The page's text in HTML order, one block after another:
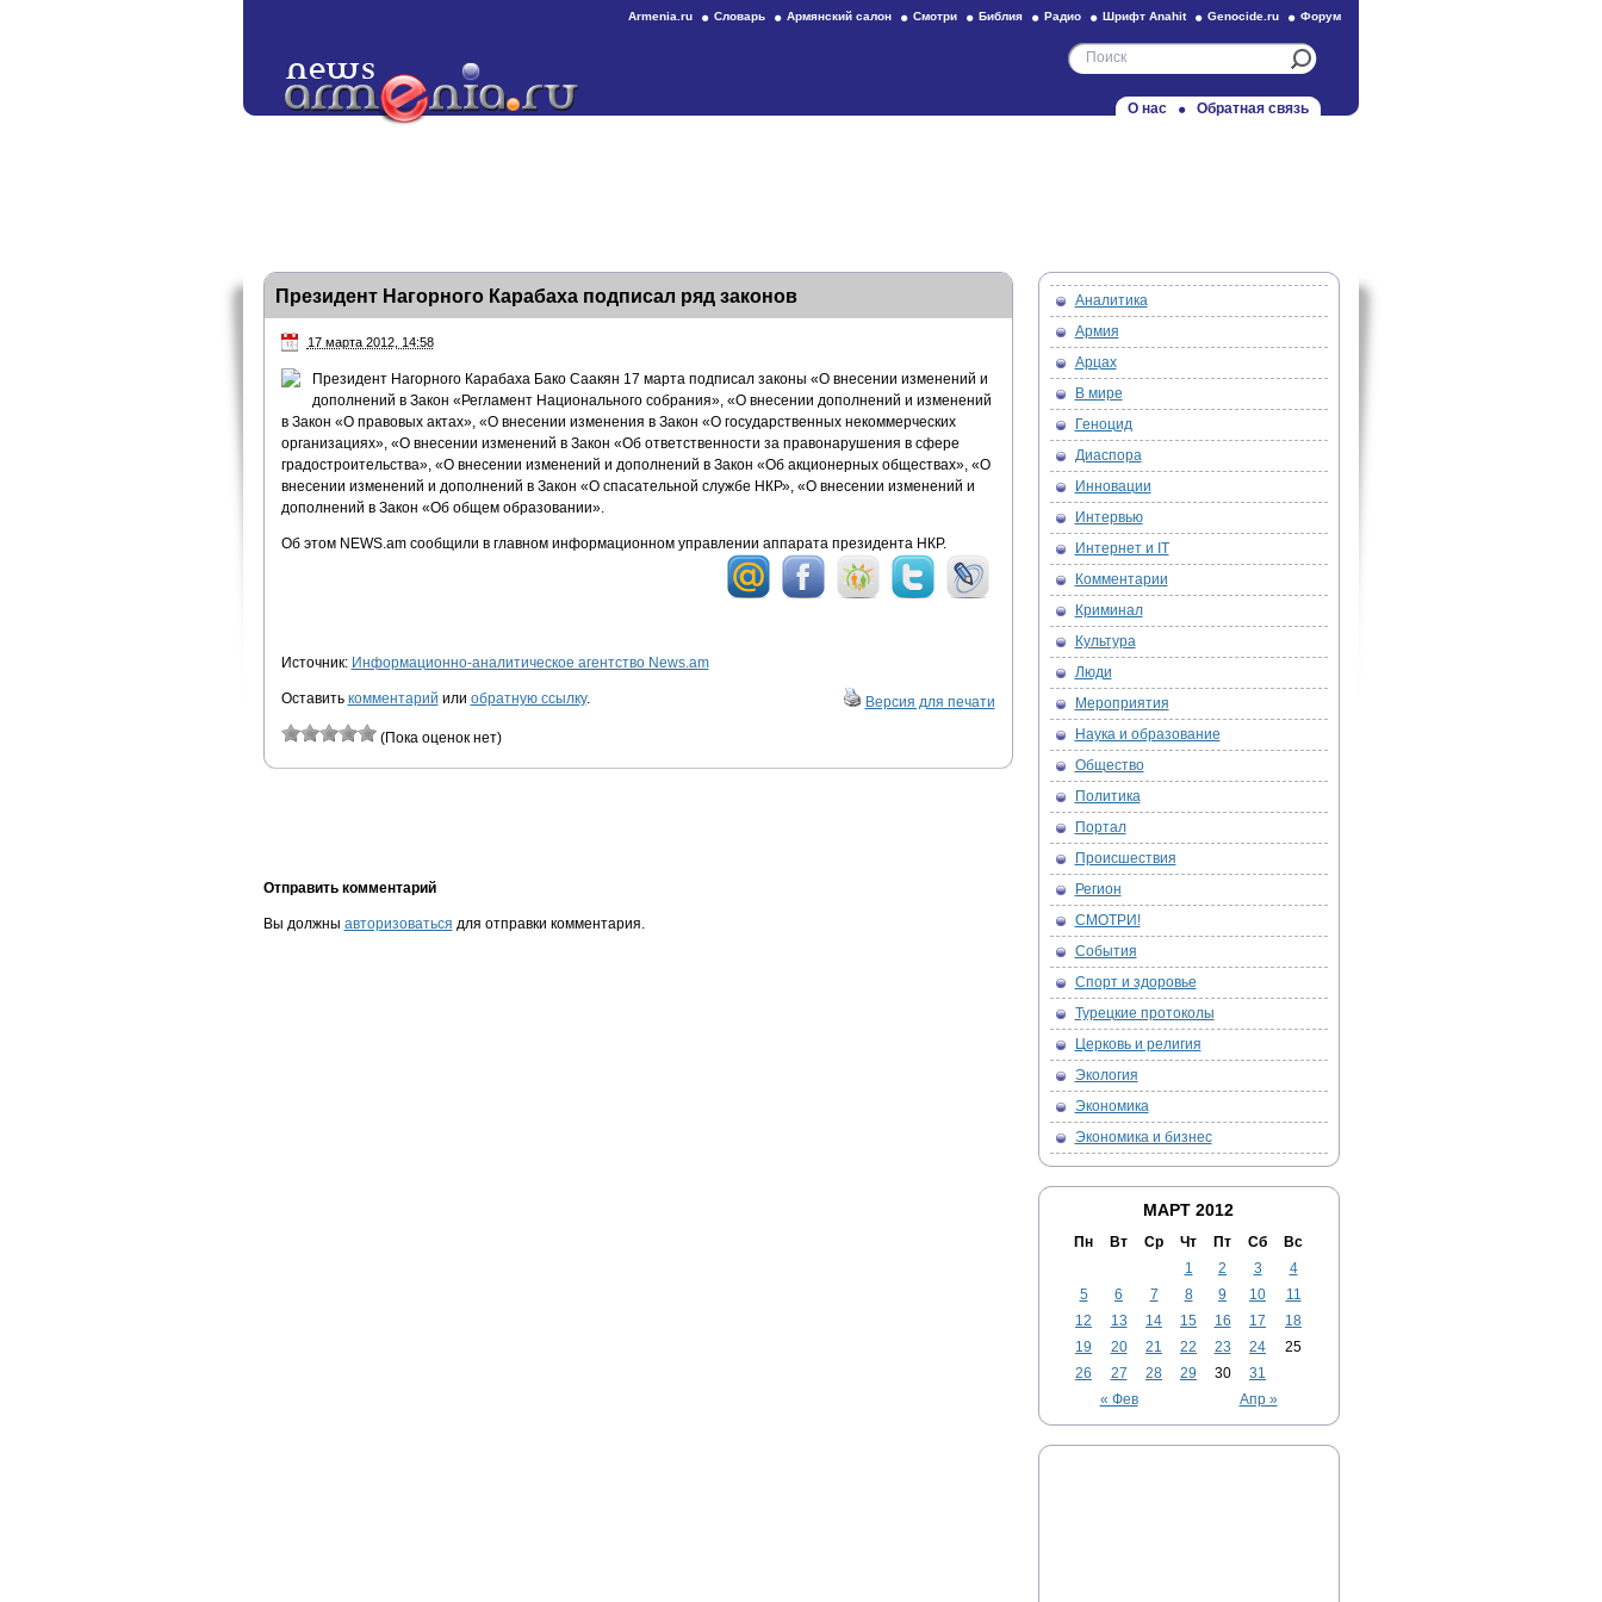
Armenia.ru Словарь Армянский салон Смотри Библия Радио Шрифт Anahit Genocide.ru Форум
О нас Обратная связь
Президент Нагорного Карабаха подписал ряд законов
17 марта 2012, 14:58
Президент Нагорного Карабаха Бако Саакян 17 марта подписал законы «О внесении изменений и
дополнений в Закон «Регламент Национального собрания», «О внесении дополнений и изменений
в Закон «О правовых актах», «О внесении изменения в Закон «О государственных некоммерческих
организациях», «О внесении изменений в Закон «Об ответственности за правонарушения в сфере
градостроительства», «О внесении изменений и дополнений в Закон «Об акционерных обществах», «О
внесении изменений и дополнений в Закон «О спасательной службе НКР», «О внесении изменений и
дополнений в Закон «Об общем образовании».
Об этом NEWS.am сообщили в главном информационном управлении аппарата президента НКР.
Источник: Информационно-аналитическое агентство News.am
Оставить комментарий или обратную ссылку. Версия для печати
(Пока оценок нет)
Отправить комментарий
Вы должны авторизоваться для отправки комментария.
Аналитика
Армия
Арцах
В мире
Геноцид
Диаспора
Инновации
Интервью
Интернет и IT
Комментарии
Криминал
Культура
Люди
Мероприятия
Наука и образование
Общество
Политика
Портал
Происшествия
Регион
СМОТРИ!
События
Спорт и здоровье
Турецкие протоколы
Церковь и религия
Экология
Экономика
Экономика и бизнес
МАРТ 2012
Пн Вт Ср Чт Пт Сб Вс
« Фев Апр »
1 2 3
4
5
6 7 8 9 10
11
12
13 14 15 16 17
18
19
20 21 22 23 24
25
26
27 28 29 30 31